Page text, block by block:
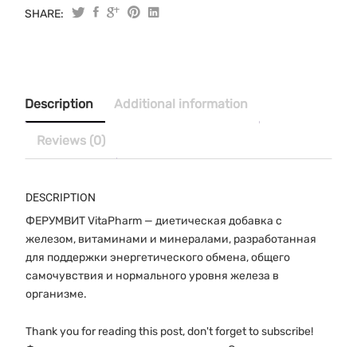
SHARE:
Description Additional information
Reviews (0)
DESCRIPTION
ФЕРУМВИТ VitaPharm — диетическая добавка с
железом, витаминами и минералами, разработанная
для поддержки энергетического обмена, общего
самочувствия и нормального уровня железа в
организме.
Thank you for reading this post, don't forget to subscribe!